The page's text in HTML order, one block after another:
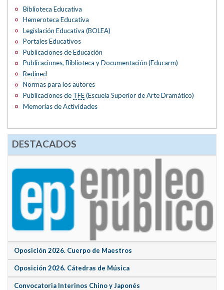
Biblioteca Educativa
Hemeroteca Educativa
Legislación Educativa (BOLEA)
Portales Educativos
Publicaciones de Educación
Publicaciones, Biblioteca y Documentación (Educarm)
Redined
Normas para los autores
Publicaciones de TFE(Escuela Superior de Arte Dramático)
Memorias de Actividades
DESTACADOS
Oposición 2026. Cuerpo de Maestros
Oposición 2026. Cátedras de Música
Convocatoria Interinos Chino y Japonés